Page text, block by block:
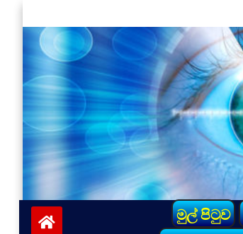
to
content
vinivida.lk
මුල් පිටුව